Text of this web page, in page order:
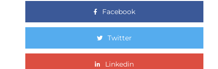
Facebook
Twitter
Linkedin